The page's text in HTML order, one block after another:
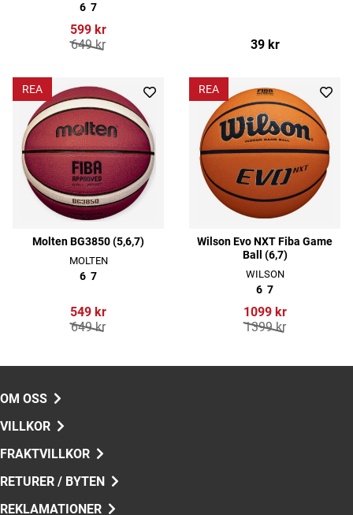
6 7
599 kr
649 kr
39 kr
REA
Molten BG3850 (5,6,7)
MOLTEN
6 7
549 kr
649 kr
REA
Wilson Evo NXT Fiba Game
Ball (6,7)
WILSON
6 7
1099 kr
1399 kr
OM OSS
VILLKOR
FRAKTVILLKOR
RETURER / BYTEN
REKLAMATIONER